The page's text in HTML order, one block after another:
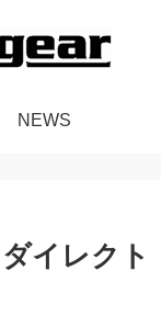
NEWS
イレクト